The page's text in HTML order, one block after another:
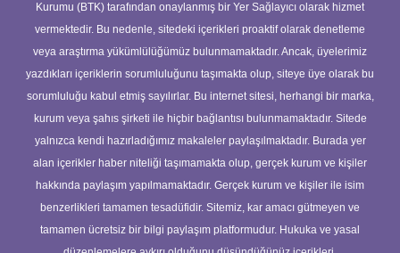
Kurumu (BTK) tarafından onaylanmış bir Yer Sağlayıcı olarak hizmet
vermektedir. Bu nedenle, sitedeki içerikleri proaktif olarak denetleme
veya araştırma yükümlülüğümüz bulunmamaktadır. Ancak, üyelerimiz
yazdıkları içeriklerin sorumluluğunu taşımakta olup, siteye üye olarak bu
sorumluluğu kabul etmiş sayılırlar. Bu internet sitesi, herhangi bir marka,
kurum veya şahıs şirketi ile hiçbir bağlantısı bulunmamaktadır. Sitede
yalnızca kendi hazırladığımız makaleler paylaşılmaktadır. Burada yer
alan içerikler haber niteliği taşımamakta olup, gerçek kurum ve kişiler
hakkında paylaşım yapılmamaktadır. Gerçek kurum ve kişiler ile isim
benzerlikleri tamamen tesadüfidir. Sitemiz, kar amacı gütmeyen ve
tamamen ücretsiz bir bilgi paylaşım platformudur. Hukuka ve yasal